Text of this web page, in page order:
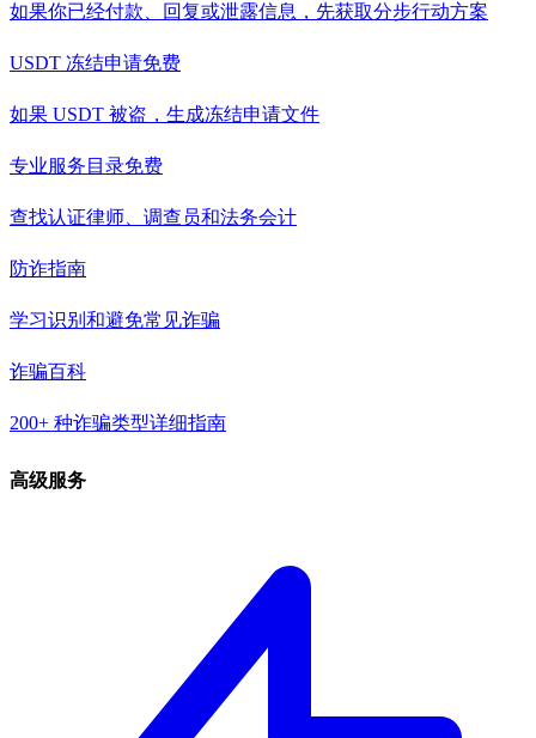
如果你已经付款、回复或泄露信息，先获取分步行动方案
USDT 冻结申请免费
如果 USDT 被盗，生成冻结申请文件
专业服务目录免费
查找认证律师、调查员和法务会计
防诈指南
学习识别和避免常见诈骗
诈骗百科
200+ 种诈骗类型详细指南
高级服务